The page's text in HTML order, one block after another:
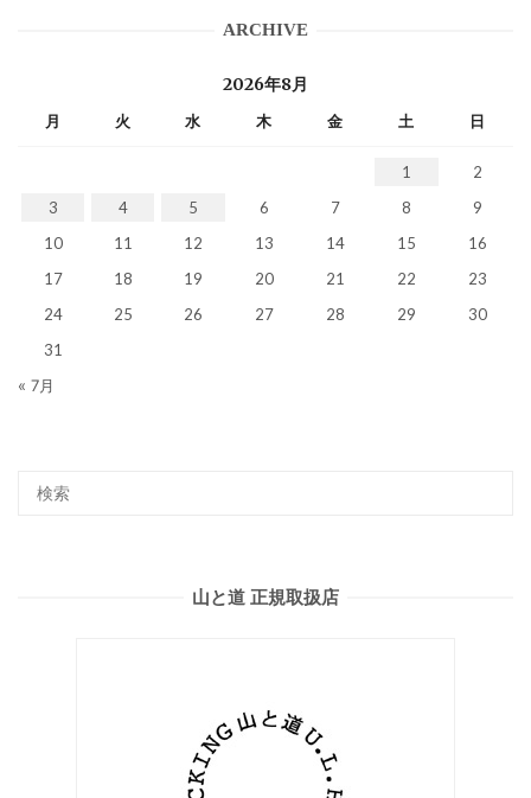
ARCHIVE
2026年8月
月 火 水 木 金 土 日
1
2
3
4 5 6 7 8
9
10
11 12 13 14 15
16
17
18 19 20 21 22
23
24
25 26 27 28 29
30
31
« 7月
山と道 正規取扱店